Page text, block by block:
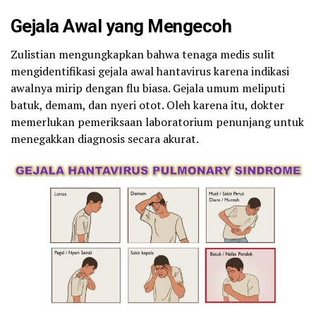
Gejala Awal yang Mengecoh
Zulistian mengungkapkan bahwa tenaga medis sulit
mengidentifikasi gejala awal hantavirus karena indikasi
awalnya mirip dengan flu biasa. Gejala umum meliputi
batuk, demam, dan nyeri otot. Oleh karena itu, dokter
memerlukan pemeriksaan laboratorium penunjang untuk
menegakkan diagnosis secara akurat.